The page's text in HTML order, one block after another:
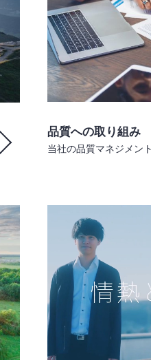
品質への取り組み
当社の品質マネジメン